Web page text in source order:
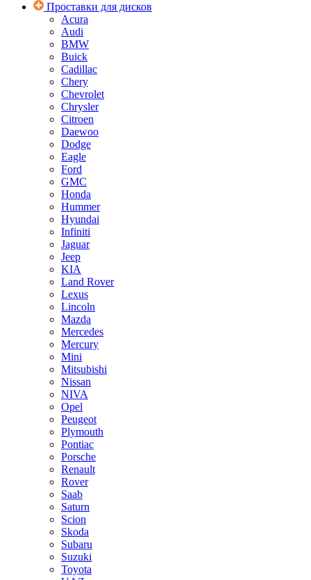
Проставки для дисков
Acura
Audi
BMW
Buick
Cadillac
Chery
Chevrolet
Chrysler
Citroen
Daewoo
Dodge
Eagle
Ford
GMC
Honda
Hummer
Hyundai
Infiniti
Jaguar
Jeep
KIA
Land Rover
Lexus
Lincoln
Mazda
Mercedes
Mercury
Mini
Mitsubishi
Nissan
NIVA
Opel
Peugeot
Plymouth
Pontiac
Porsche
Renault
Rover
Saab
Saturn
Scion
Skoda
Subaru
Suzuki
Toyota